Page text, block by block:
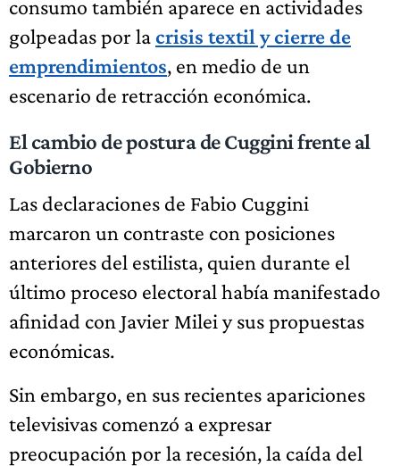
consumo también aparece en actividades
golpeadas por lacrisis textil y cierre de
emprendimientos, en medio de un
escenario de retracción económica.
El cambio de postura de Cuggini frente al
Gobierno
Las declaraciones de Fabio Cuggini
marcaron un contraste con posiciones
anteriores del estilista, quien durante el
último proceso electoral había manifestado
afinidad con Javier Milei y sus propuestas
económicas.
Sin embargo, en sus recientes apariciones
televisivas comenzó a expresar
preocupación por la recesión, la caída del